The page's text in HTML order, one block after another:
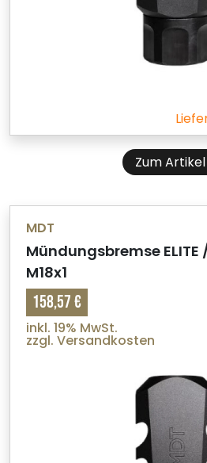
Zum Artikel
MDT
Mündungsbremse
M18x1
158,57 €
inkl. 19% MwSt.
zzgl. Versandkosten